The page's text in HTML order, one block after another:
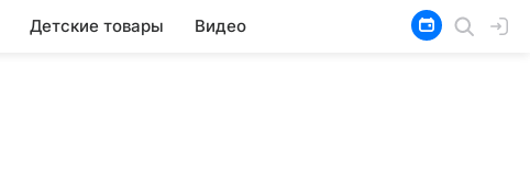
Детские товары Видео